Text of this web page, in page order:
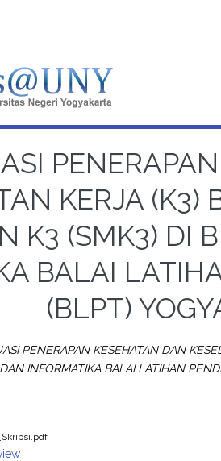
KERJA (K3)
K3 (SMK3) DI
BALAI
(BLPT)
PENERAPAN KESEHATAN DAN
INFORMATIKA BALAI LATIHAN